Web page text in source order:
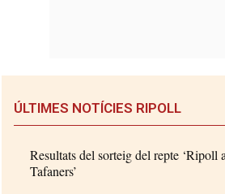
ÚLTIMES NOTÍCIES RIPOLL
Resultats del sorteig del repte ‘Ripoll
Tafaners’